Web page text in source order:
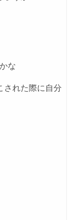
な
された際に自分